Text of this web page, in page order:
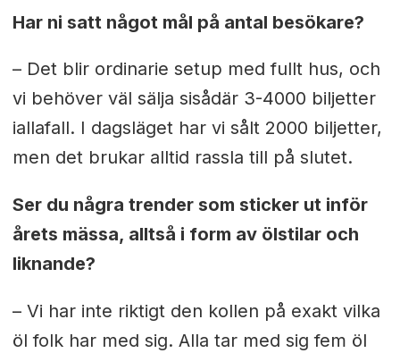
Har ni satt något mål på antal besökare?
– Det blir ordinarie setup med fullt hus, och
vi behöver väl sälja sisådär 3-4000 biljetter
iallafall. I dagsläget har vi sålt 2000 biljetter,
men det brukar alltid rassla till på slutet.
Ser du några trender som sticker ut inför
årets mässa, alltså i form av ölstilar och
liknande?
– Vi har inte riktigt den kollen på exakt vilka
öl folk har med sig. Alla tar med sig fem öl